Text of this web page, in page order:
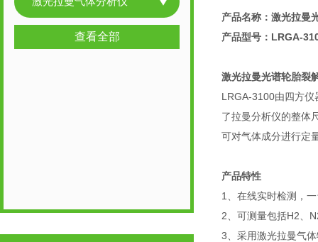
查看全部
产品名称： 激光拉曼
产品型号：LRGA-
激光拉曼光谱轮胎裂
LRGA-3100由四方
了拉曼分析仪的整体
可对气体成分进行定
产品特性
1、在线实时检测，
2、可测量包括H2、
3、采用激光拉曼气